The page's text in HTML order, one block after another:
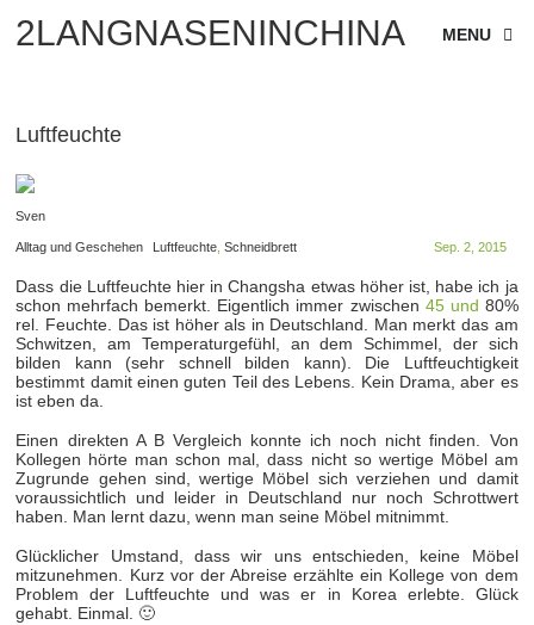
2LANGNASENINCHINA MENU
Luftfeuchte
Sven
Sep. 2, 2015
Alltag und Geschehen Luftfeuchte,Schneidbrett
Dass die Luftfeuchte hier in Changsha etwas höher ist, habe ich ja
schon mehrfach bemerkt. Eigentlich immer zwischen 45 und 80%
rel. Feuchte. Das ist höher als in Deutschland. Man merkt das am
Schwitzen, am Temperaturgefühl, an dem Schimmel, der sich
bilden kann (sehr schnell bilden kann). Die Luftfeuchtigkeit
bestimmt damit einen guten Teil des Lebens. Kein Drama, aber es
ist eben da.
Einen direkten A B Vergleich konnte ich noch nicht finden. Von
Kollegen hörte man schon mal, dass nicht so wertige Möbel am
Zugrunde gehen sind, wertige Möbel sich verziehen und damit
voraussichtlich und leider in Deutschland nur noch Schrottwert
haben. Man lernt dazu, wenn man seine Möbel mitnimmt.
Glücklicher Umstand, dass wir uns entschieden, keine Möbel
mitzunehmen. Kurz vor der Abreise erzählte ein Kollege von dem
Problem der Luftfeuchte und was er in Korea erlebte. Glück
gehabt. Einmal. 🙂